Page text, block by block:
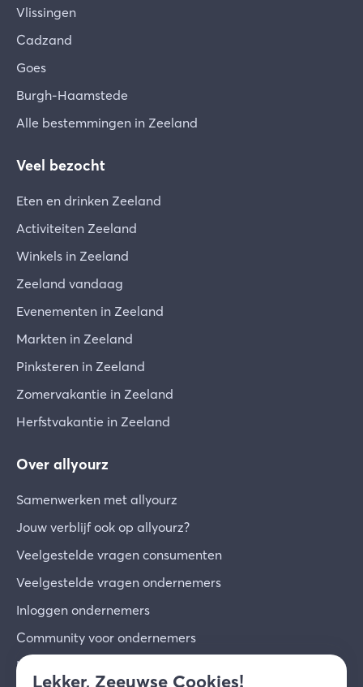
Vlissingen
Cadzand
Goes
Burgh-Haamstede
Alle bestemmingen in Zeeland
Veel bezocht
Eten en drinken Zeeland
Activiteiten Zeeland
Winkels in Zeeland
Zeeland vandaag
Evenementen in Zeeland
Markten in Zeeland
Pinksteren in Zeeland
Zomervakantie in Zeeland
Herfstvakantie in Zeeland
Over allyourz
Samenwerken met allyourz
Jouw verblijf ook op allyourz?
Veelgestelde vragen consumenten
Veelgestelde vragen ondernemers
Inloggen ondernemers
Community voor ondernemers
Inschrijven voor de nieuwsbrief
Lekker, Zeeuwse Cookies!